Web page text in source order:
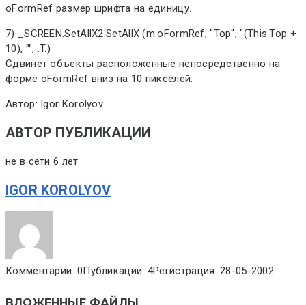
oFormRef размер шрифта на единицу.
7) _SCREEN.SetAllX2.SetAllX (m.oFormRef, "Top", "(This.Top +
10), "", .T.)
Сдвинет объекты расположенные непосредственно на
форме oFormRef вниз на 10 пикселей.
Автор: Igor Korolyov
АВТОР ПУБЛИКАЦИИ
не в сети 6 лет
IGOR KOROLYOV
Комментарии: 0Публикации: 4Регистрация: 28-05-2002
ВЛОЖЕННЫЕ ФАЙЛЫ